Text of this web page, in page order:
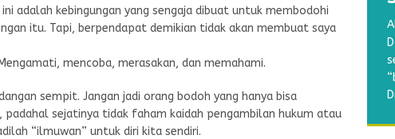
adalah kebingungan yang sengaja dibuat untuk membodohi
itu. Tapi, berpendapat demikian tidak akan membuat saya
mencoba, merasakan, dan memahami.
sempit. Jangan jadi orang bodoh yang hanya bisa
padahal sejatinya tidak faham kaidah pengambilan hukum atau
“ilmuwan” untuk diri kita sendiri.